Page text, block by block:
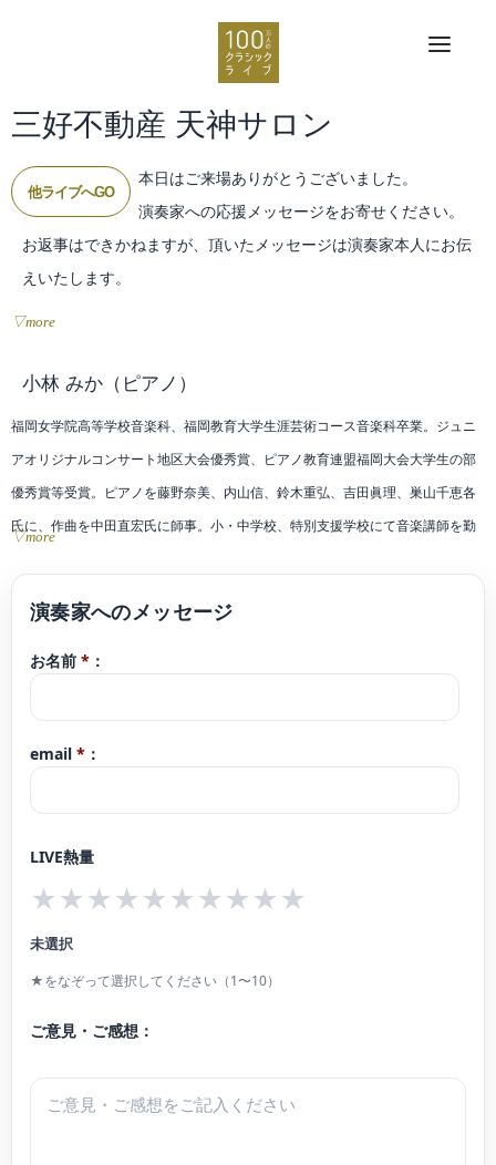
三好不動産 天神サロン
他ライブへGO
本日はご来場ありがとうございました。
演奏家への応援メッセージをお寄せください。
お返事はできかねますが、頂いたメッセージは演奏家本人にお伝
えいたします。
▽more
小林 みか （ピアノ）
福岡女学院高等学校音楽科、福岡教育大学生涯芸術コース音楽科卒業。ジュニ
アオリジナルコンサート地区大会優秀賞、ピアノ教育連盟福岡大会大学生の部
優秀賞等受賞。ピアノを藤野奈美、内山信、鈴木重弘、吉田眞理、巣山千恵各
氏に、作曲を中田直宏氏に師事。小・中学校、特別支援学校にて音楽講師を勤
九州」の専任ピアニストを務める。
▽more
お名前 * ：
email * ：
LIVE熱量
★★★★★★★★★★
未選択
★をなぞって選択してください（1〜10）
ご意見・ご感想：